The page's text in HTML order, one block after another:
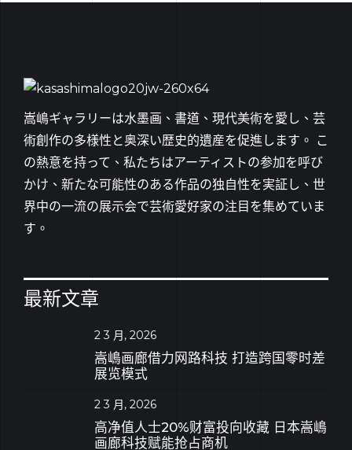
嵩嶋ギャラリーは水墨画、書道、現代美術を愛し、芸
術創作の多様性と奥深い歴史的遺産を促進します。 こ
の熱意を持って、私たちはアーティストの参加を呼び
かけ、新たな可能性のある作品の独自性を実証し、世
界中の一流の展示会で芸術愛好家の注目を集めていま
す。
最新文章
2 3 月, 2026
嵩嶋画廊借力网路科技 打造跨国零时差
展览模式
2 3 月, 2026
高净值人士20%财富投向收藏 日本嵩嶋
画廊科技赋能抢占商机